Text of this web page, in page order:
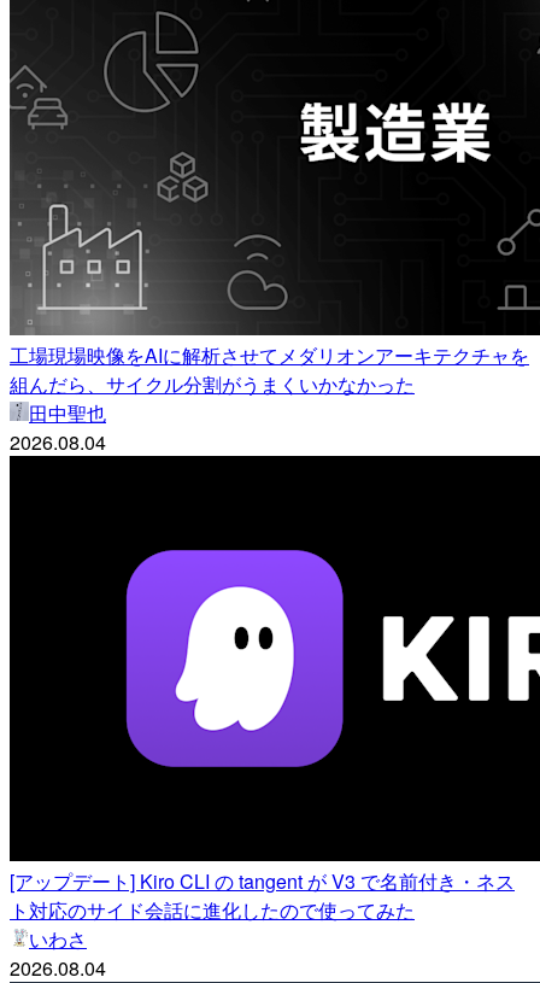
工場現場映像をAIに解析させてメダリオンアーキテクチャを
組んだら、サイクル分割がうまくいかなかった
田中聖也
2026.08.04
[アップデート] Kiro CLI の tangent が V3 で名前付き・ネス
ト対応のサイド会話に進化したので使ってみた
いわさ
2026.08.04